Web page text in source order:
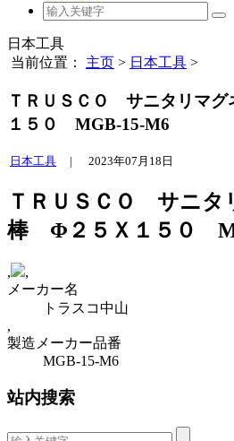
日本工具
当前位置： 主页 > 日本工具 >
ＴＲＵＳＣＯ サニタリマ
１５０ MGB-15-M6
日本工具 | 2023年07月18日
ＴＲＵＳＣＯ サニタ
棒 Φ２５Ｘ１５０
,
,
メーカー名
トラスコ中山
,
製造メーカー品番
MGB-15-M6
站内搜索